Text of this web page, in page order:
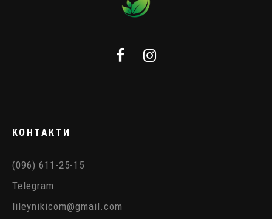
КОНТАКТИ
(096) 611-25-15
Telegram
lileynikicom@gmail.com